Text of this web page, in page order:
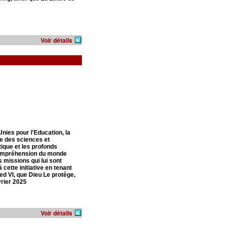
Voir détails
pour l'Education, la
des sciences et
et les profonds
du monde
missions qui lui sont
cette initiative en tenant
VI, que Dieu Le protège,
2025
Voir détails